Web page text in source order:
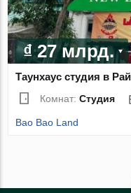
₫ 27 млрд.
Таунхаус студия в
Комнат:Студия
Bao Bao Land